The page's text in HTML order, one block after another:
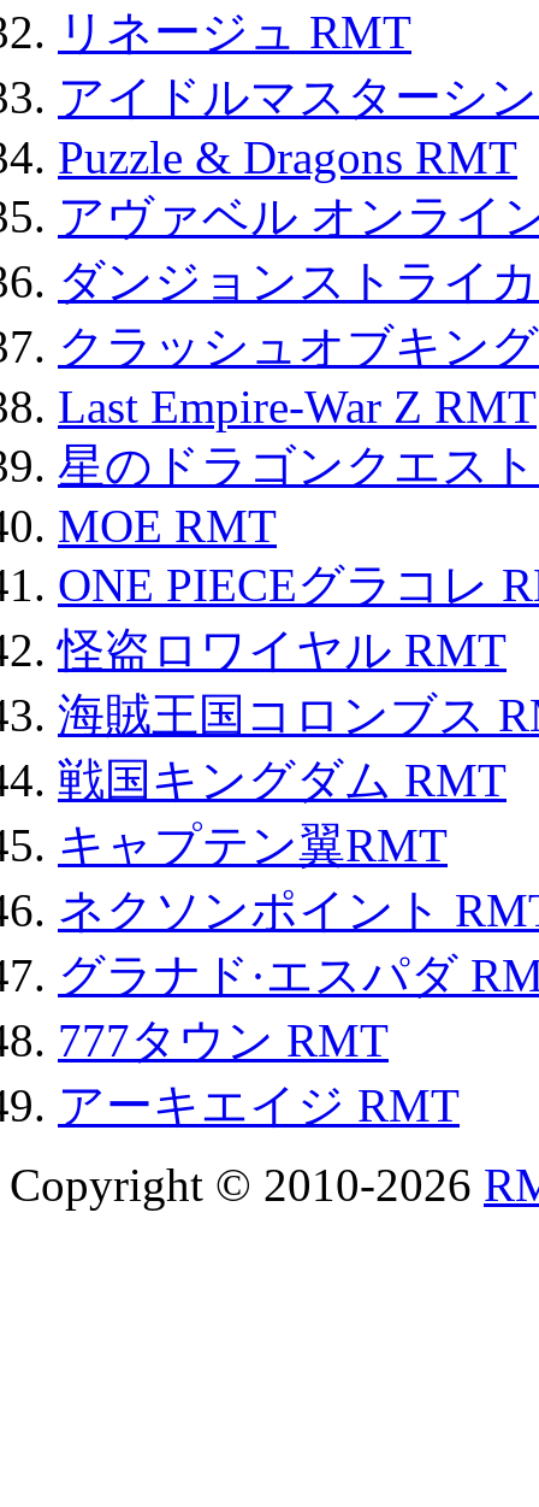
リネージュ RMT
アイドルマスターシ
Puzzle & Dragons RMT
アヴァベル オンライ
ダンジョンストライ
クラッシュオブキン
Last Empire-War Z RMT
星のドラゴンクエス
MOE RMT
ONE PIECEグラコレ
怪盗ロワイヤル RMT
海賊王国コロンブス
戦国キングダム RMT
キャプテン翼RMT
ネクソンポイント
グラナド·エスパダ
777タウン RMT
アーキエイジ RMT
Copyright © 2010-2026